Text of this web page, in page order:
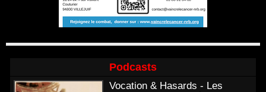
Podcasts
Vocation & Hasards - Les